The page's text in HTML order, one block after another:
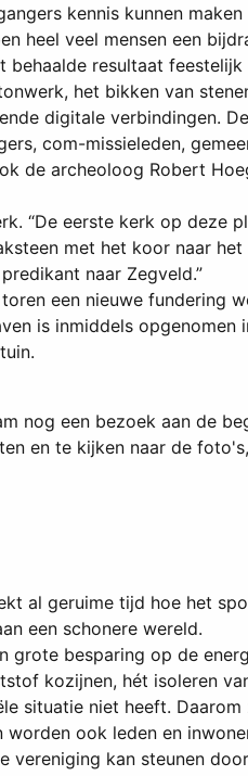
kennis kunnen
heel veel mensen een
resultaat
het bikken van
digitale verbindingen.
com-missieleden,
de archeoloog Robert
“De eerste kerk op deze
met het koor naar
naar Zegveld.”
een nieuwe fundering
is inmiddels opgenomen
nog een bezoek aan de
en te kijken naar de
al geruime tijd hoe het
een schonere wereld.
grote besparing op de
kozijnen, hét isoleren
situatie niet heeft.
ook leden en
vereniging kan steunen